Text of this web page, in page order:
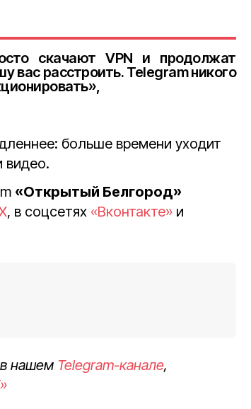
скачают VPN и продолжат
вас расстроить. Telegram никого
больше времени уходит
видео.
«Открытый Белгород»
, в соцсетях «Вконтакте» и
в нашем Telegram-канале,